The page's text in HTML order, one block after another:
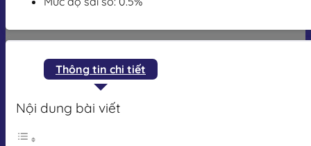
Thông tin chi tiết
Nội dung bài viết